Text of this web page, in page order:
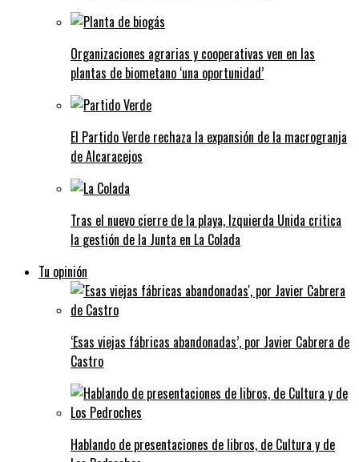
Organizaciones agrarias y cooperativas ven en las
plantas de biometano ‘una oportunidad’
El Partido Verde rechaza la expansión de la macrogranja
de Alcaracejos
Tras el nuevo cierre de la playa, Izquierda Unida critica
la gestión de la Junta en La Colada
Tu opinión
‘Esas viejas fábricas abandonadas’, por Javier Cabrera de
Castro
Hablando de presentaciones de libros, de Cultura y de